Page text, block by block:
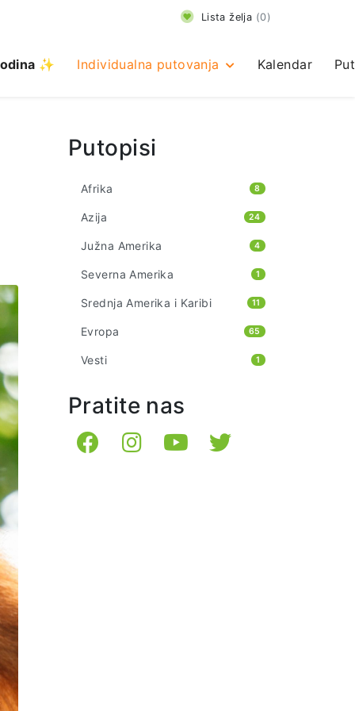
Lista želja (0)
✨ Individualna putovanja Kalendar
Putopisi
Afrika 8
Azija 24
Južna Amerika 4
Severna Amerika 1
Srednja Amerika i Karibi 11
Evropa 65
Vesti 1
Pratite nas